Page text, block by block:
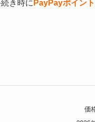
き時に PayPayポイン
価